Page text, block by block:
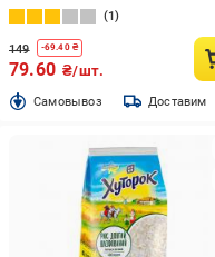
1
149 -69.40₴
79.60 ₴/шт.
Cамовывоз Доставим